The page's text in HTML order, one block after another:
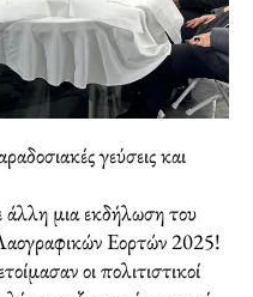
γεύσεις και
μια εκδήλωση του
Εορτών 2025!
οι πολιτιστικοί